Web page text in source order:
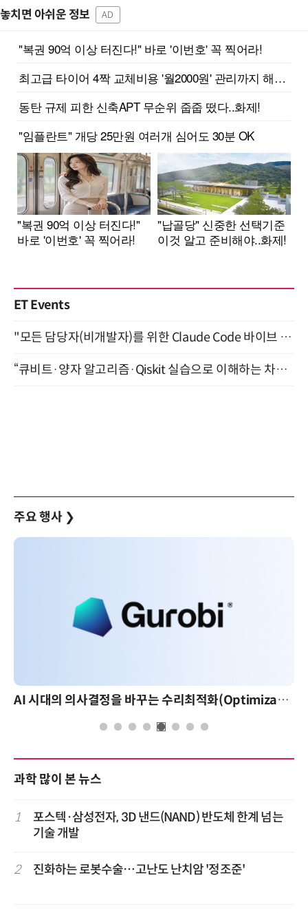
놓치면 아쉬운 정보 AD
ET Events
"모든 담당자(비개발자)를 위한 Claude Code 바이브 코딩 2-day 부트캠프" 9월 16~17일 개최
“큐비트·양자 알고리즘·Qiskit 실습으로 이해하는 차세대 컴퓨팅” (8/28)
주요 행사 ❯
AI 시대의 의사결정을 바꾸는 수리최적화(Optimization): 실제 산업 적용 사례와 활용 전략
과학 많이 본 뉴스
1
포스텍·삼성전자, 3D 낸드(NAND) 반도체 한계 넘는
기술 개발
2 진화하는 로봇수술…고난도 난치암 '정조준'